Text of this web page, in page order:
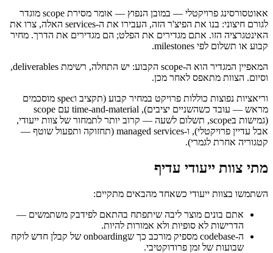
אאוטסורסינג פרויקטלי — במובן הנפוץ — אומר מסירת scope מוגדר
לגורם חיצוני: בנו את הפיצ'ר הזה, העבירו את ה-services האלה, צרו את
האינטגרציה הזו. אתם מגדירים את הפלט; הם מגדירים את הדרך. מחיר
קבוע או תשלום לפי milestones.
המאפיין המגדיר הוא ה-scope הקבוע: יש התחלה, רשימת deliverables,
וסיום. הצוות מתאפס לאחר מכן.
וריאציות נפוצות כוללות פרויקט במחיר קבוע (תקציב וspec מוסכמים
מראש — עובד כשהשניים יציבים), time-and-material עם scope
(גמישות בscope, תשלום לשעה — קרוב יותר לתמחור של צוות ייעודי,
אבל עדיין פרויקטלי), ו-managed services (תחזוקה ותפעול שוטף —
קטגוריה אחרת לגמרי).
מתי צוות ייעודי עדיף
השתמשו בצוות ייעודי כשאחד מהבאים מתקיים:
אתם בונים מוצר ליבה שיתפתח בהתאם לפידבק משתמשים —
הדרישות לא סופיות ולא אמורות להיות.
ה-codebase מספיק מורכב כך שonboarding של קבלן חדש לוקח
שבועות של זמן פרודוקטיבי.